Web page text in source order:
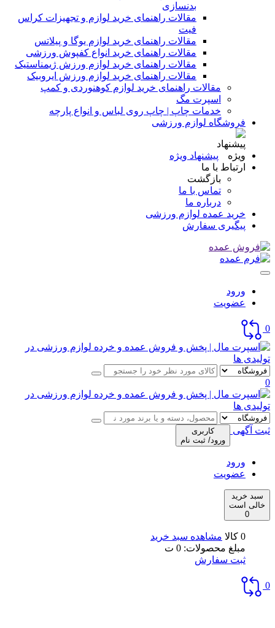
بدنسازی
مقالات راهنمای خرید لوازم و تجهیزات کراس
فیت
مقالات راهنمای خرید لوازم یوگا و پیلاتس
مقالات راهنمای خرید انواع کفپوش ورزشی
مقالات راهنمای خرید لوازم ورزش ژیمناستیک
مقالات راهنمای خرید لوازم ورزش ایروبیک
مقالات راهنمای خرید لوازم کوهنوردی و کمپ
اسپرت مگ
خدمات چاپ | چاپ روی لباس و انواع پارچه
فروشگاه لوازم ورزشی
پیشنهاد ویژه
ارتباط با ما
بازگشت
تماس با ما
درباره ما
خرید عمده لوازم ورزشی
پیگیری سفارش
ورود
عضویت
0
0
ثبت آگهی
کاربری
ورود/ ثبت نام
ورود
عضویت
سبد خرید
خالی است
0
0 کالا
مشاهده سبد خرید
مبلغ محصولات: 0 ت
ثبت سفارش
0